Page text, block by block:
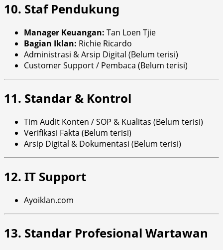
10. Staf Pendukung
Manager Keuangan: Tan Loen Tjie
Bagian Iklan: Richie Ricardo
Administrasi & Arsip Digital (Belum terisi)
Customer Support / Pembaca (Belum terisi)
11. Standar & Kontrol
Tim Audit Konten / SOP & Kualitas (Belum terisi)
Verifikasi Fakta (Belum terisi)
Arsip Digital & Dokumentasi (Belum terisi)
12. IT Support
Ayoiklan.com
13. Standar Profesional Wartawan